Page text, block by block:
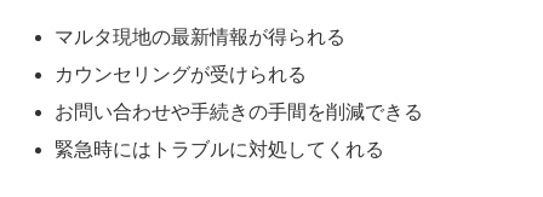
マルタ現地の最新情報が得られる
カウンセリングが受けられる
お問い合わせや手続きの手間を削減できる
緊急時にはトラブルに対処してくれる